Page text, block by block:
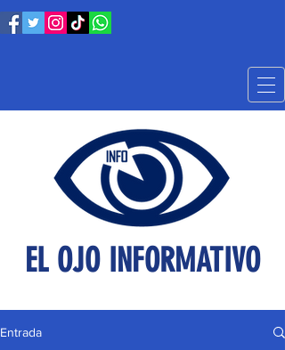
EL OJO INFORMATIVO
Entrada